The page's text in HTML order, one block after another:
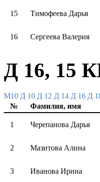
15 Тимофеева Дарья
16 Сергеева Валерия
Д 16, 15
M10 Д 10 Д 12 Д 14 Д 16 Д
№
Фамилия, имя
1 Черепанова Дарья
2 Мазитова Алина
3 Иванова Ирина